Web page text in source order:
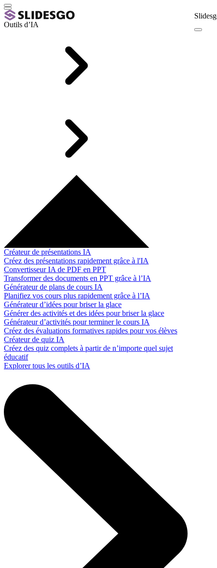
Outils d’IA
Créateur de présentations IA
Créez des présentations rapidement grâce à l'IA
Convertisseur IA de PDF en PPT
Transformer des documents en PPT grâce à l’IA
Générateur de plans de cours IA
Planifiez vos cours plus rapidement grâce à l’IA
Générateur d’idées pour briser la glace
Générer des activités et des idées pour briser la glace
Générateur d’activités pour terminer le cours IA
Créez des évaluations formatives rapides pour vos élèves
Créateur de quiz IA
Créez des quiz complets à partir de n’importe quel sujet
éducatif
Explorer tous les outils d’IA